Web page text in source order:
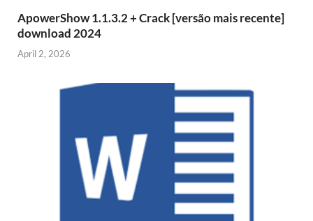
ApowerShow 1.1.3.2 + Crack [versão mais recente]
download 2024
April 2, 2026